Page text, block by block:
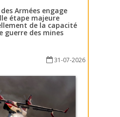
Armées engage
étape majeure
de la capacité
guerre des mines
31-07-2026